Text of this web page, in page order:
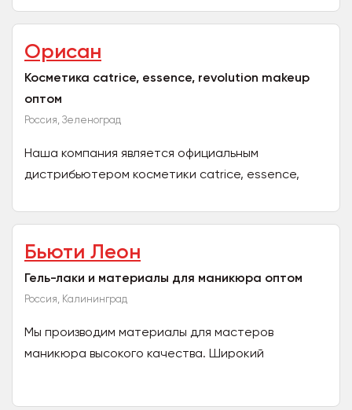
Орисан
Косметика catrice, essence, revolution makeup
оптом
Россия, Зеленоград
Наша компания является официальным
дистрибьютером косметики catrice, essence,
популярных...
Бьюти Леон
Гель-лаки и материалы для маникюра оптом
Россия, Калининград
Мы производим материалы для мастеров
маникюра высокого качества. Широкий